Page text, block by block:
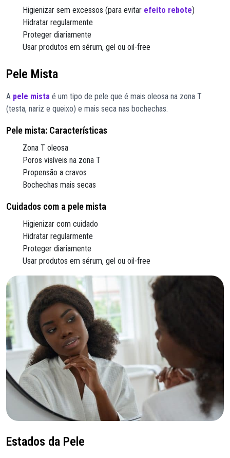
Higienizar sem excessos (para evitar efeito rebote)
Hidratar regularmente
Proteger diariamente
Usar produtos em sérum, gel ou oil-free
Pele Mista
A pele mista é um tipo de pele que é mais oleosa na zona T
(testa, nariz e queixo) e mais seca nas bochechas.
Pele mista: Características
Zona T oleosa
Poros visíveis na zona T
Propensão a cravos
Bochechas mais secas
Cuidados com a pele mista
Higienizar com cuidado
Hidratar regularmente
Proteger diariamente
Usar produtos em sérum, gel ou oil-free
Estados da Pele